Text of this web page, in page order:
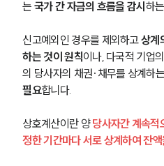
는 국가 간 자금의 흐름을 감시 하
신고예외인 경우를 제외하고 상계
하는 것이 원칙이나, 다국적 기업
의 당사자의 채권∙채무를 상계하
필요합니다.
상호계산이란 양 당사자간 계속적
정한 기간마다 서로 상계하여 잔